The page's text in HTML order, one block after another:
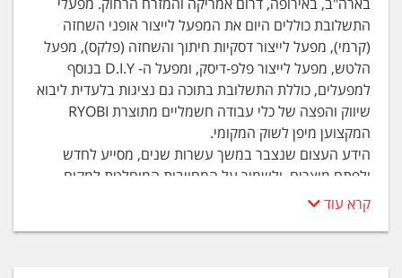
התשלובת כוללים היום את המפעל לייצור אופני השחזה
(קרמי), מפעל לייצור דסקיות חיתוך והשחזה (פלקס), מפעל
הלטש, מפעל לייצור פלפ-דיסק, ומפעל ה- D.I.Y בנוסף
למפעלים, כוללת התשלובת בתוכה גם נציגות בלעדית ליבוא
שיווק והפצה של כלי עבודה חשמליים מתוצרת RYOBI
המקצוען מיפן לשוק המקומי.
הידע העצום שנצבר במשך עשרות שנים, מסייע לחדש
ולפתח מוצרים, ולשמור על המחויבות המוחלטת למקום
ראשון באיכות ובטיחות מוצרי ההשחזה, הליטוש והחיתוך של
גמל-שריד.
השילוב של צוות צעיר, דינמי ונמרץ ביחד עם נסיון עשיר הוא
קרא עוד